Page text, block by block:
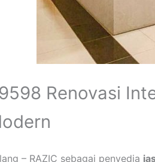
Renovasi
– RAZIC sebagai penyedia